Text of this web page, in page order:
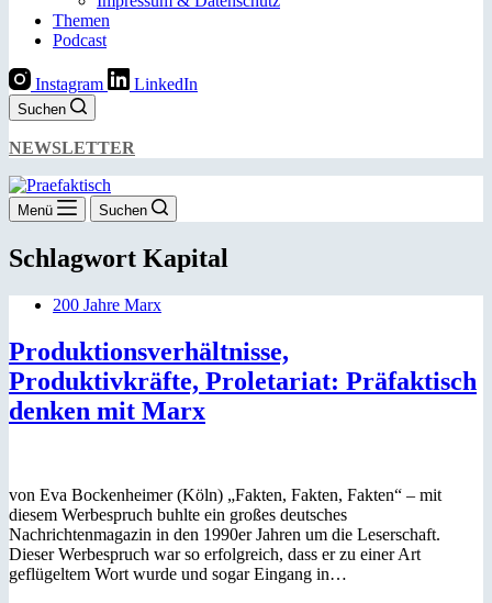
Themen
Podcast
Instagram LinkedIn
Suchen
NEWSLETTER
Menü Suchen
Schlagwort Kapital
200 Jahre Marx
Produktionsverhältnisse,
Produktivkräfte, Proletariat: Präfaktisch
denken mit Marx
von Eva Bockenheimer (Köln) „Fakten, Fakten, Fakten“ – mit
diesem Werbespruch buhlte ein großes deutsches
Nachrichtenmagazin in den 1990er Jahren um die Leserschaft.
Dieser Werbespruch war so erfolgreich, dass er zu einer Art
geflügeltem Wort wurde und sogar Eingang in…